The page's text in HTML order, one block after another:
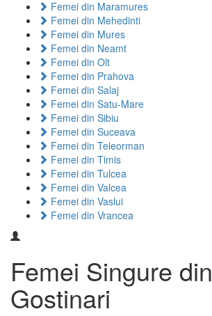
Femei din Maramures
Femei din Mehedinti
Femei din Mures
Femei din Neamt
Femei din Olt
Femei din Prahova
Femei din Salaj
Femei din Satu-Mare
Femei din Sibiu
Femei din Suceava
Femei din Teleorman
Femei din Timis
Femei din Tulcea
Femei din Valcea
Femei din Vaslui
Femei din Vrancea
Femei Singure din
Gostinari